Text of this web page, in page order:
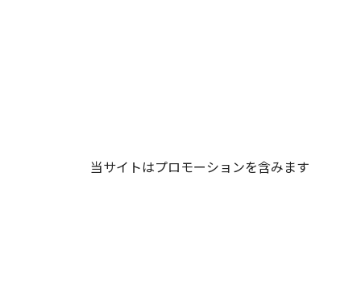
当サイトはプロモーションを含みます